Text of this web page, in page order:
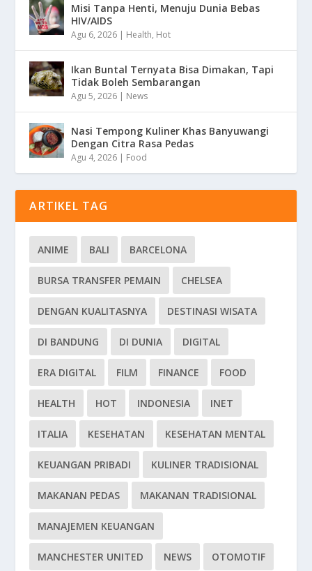
Misi Tanpa Henti, Menuju Dunia Bebas
HIV/AIDS
Agu 6, 2026 | Health, Hot
Ikan Buntal Ternyata Bisa Dimakan, Tapi
Tidak Boleh Sembarangan
Agu 5, 2026 | News
Nasi Tempong Kuliner Khas Banyuwangi
Dengan Citra Rasa Pedas
Agu 4, 2026 | Food
ARTIKEL TAG
ANIME BALI BARCELONA
BURSA TRANSFER PEMAIN CHELSEA
DENGAN KUALITASNYA DESTINASI WISATA
DI BANDUNG DI DUNIA DIGITAL
ERA DIGITAL FILM FINANCE FOOD
HEALTH HOT INDONESIA INET
ITALIA KESEHATAN KESEHATAN MENTAL
KEUANGAN PRIBADI KULINER TRADISIONAL
MAKANAN PEDAS MAKANAN TRADISIONAL
MANAJEMEN KEUANGAN
MANCHESTER UNITED NEWS OTOMOTIF